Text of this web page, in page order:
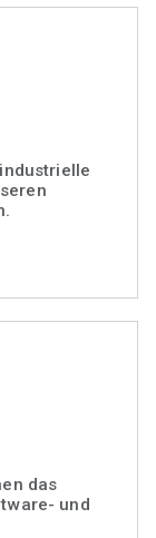
das
und